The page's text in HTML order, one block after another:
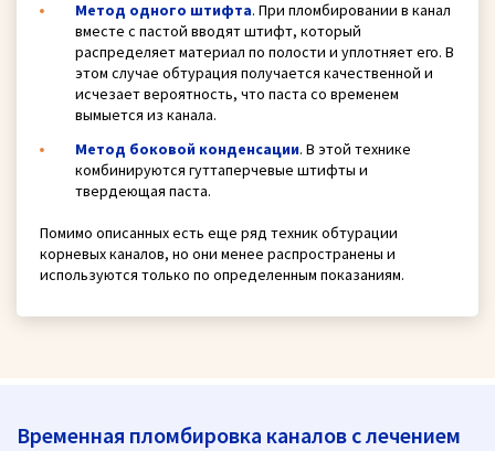
Метод одного штифта. При пломбировании в канал
вместе с пастой вводят штифт, который
распределяет материал по полости и уплотняет его. В
этом случае обтурация получается качественной и
исчезает вероятность, что паста со временем
вымыется из канала.
Метод боковой конденсации. В этой технике
комбинируются гуттаперчевые штифты и
твердеющая паста.
Помимо описанных есть еще ряд техник обтурации
корневых каналов, но они менее распространены и
используются только по определенным показаниям.
Временная пломбировка каналов с лечением